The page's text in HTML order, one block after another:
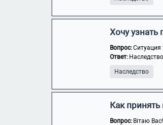
Хочу узнать
Вопрос:Ситуация
Ответ:
Наследство
Как принять
Вопрос: Вітаю